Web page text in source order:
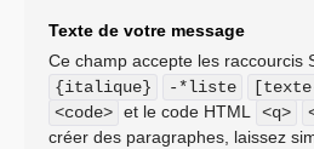
Texte de votre message
Ce champ accepte les raccourcis
{italique}
-*liste
<code> et le code HTML <q>
créer des paragraphes, laissez